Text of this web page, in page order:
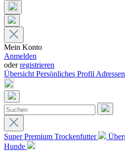
Mein Konto
Anmelden
oderregistrieren
Übersicht Persönliches Profil Adressen
Super Premium Trockenfutter
Hunde